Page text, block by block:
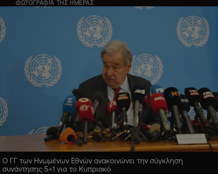
ΦΩΤΟΓΡΑΦΙΑ ΤΗΣ ΗΜΕΡΑΣ
Ο ΓΓ των Ηνωμένων Εθνών ανακοινώνει την σύγκληση
συνάντησης 5+1 για το Κυπριακό